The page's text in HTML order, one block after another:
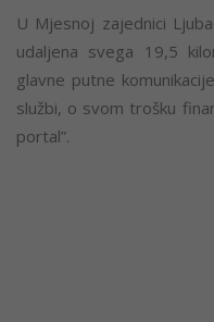
U Mjesnoj zajednici
udaljena svega 19,5
glavne putne
službi, o svom trošku
portal”.